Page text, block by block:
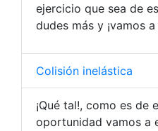
ejercicio que sea de
dudes más y ¡vamos a
Colisión inelástica
¡Qué tal!, como es de
oportunidad vamos a